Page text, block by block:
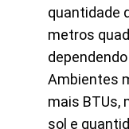
quantidade
metros
Ambientes
mais BTUs,
sol e